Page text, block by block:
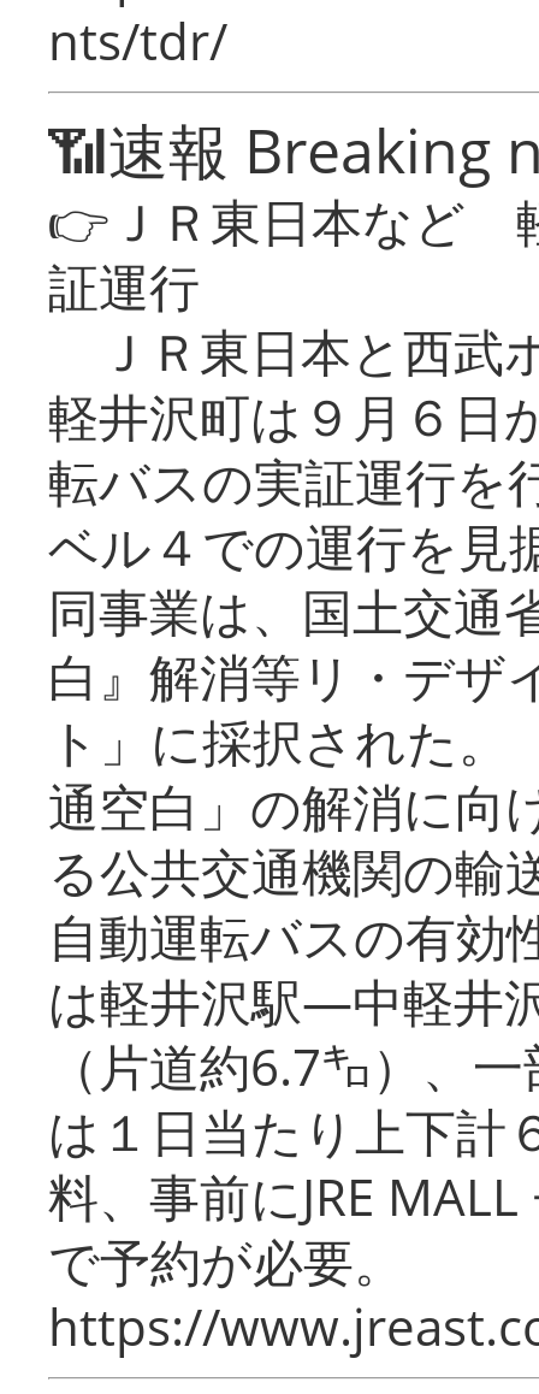
nts/tdr/
📶速報 Breaking
👉ＪＲ東日本など
証運行
ＪＲ東日本と西武
軽井沢町は９月６日
転バスの実証運行を
ベル４での運行を見
同事業は、国土交通
白』解消等リ・デザ
ト」に採択された
通空白」の解消に向
る公共交通機関の輸
自動運転バスの有効
は軽井沢駅―中軽井
（片道約6.7㌔）、
は１日当たり上下計
料、事前にJRE
で予約が必要。
https://